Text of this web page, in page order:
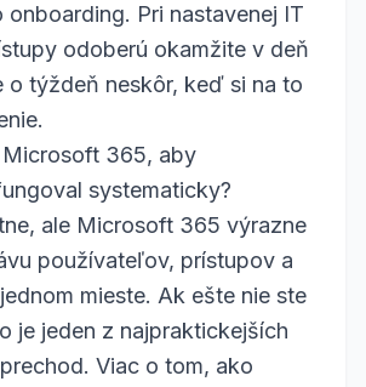
onboarding. Pri nastavenej IT
odoberú okamžite v deň
o týždeň neskôr, keď si na to
Microsoft 365, aby
systematicky?
ale Microsoft 365 výrazne
používateľov, prístupov a
mieste. Ak ešte nie ste
je jeden z najpraktickejších
Viac o tom, ako